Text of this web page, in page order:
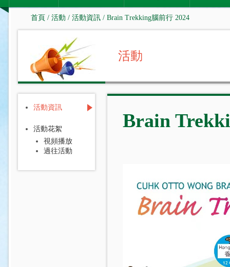
首頁 / 活動 / 活動資訊/ Brain Trekking腦前行 2024
活動
活動資訊
活動花絮
視頻播放
過往活動
Brain